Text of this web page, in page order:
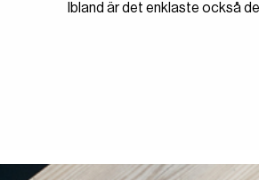
Ibland är det enklaste också